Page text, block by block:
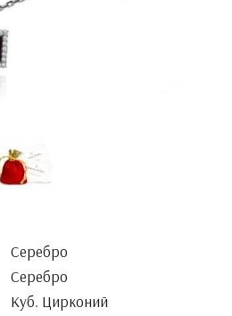
Серебро
Серебро
Куб. Цирконий